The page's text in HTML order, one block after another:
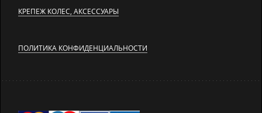
КРЕПЕЖ КОЛЕС, АКСЕССУАРЫ
ПОЛИТИКА КОНФИДЕНЦИАЛЬНОСТИ